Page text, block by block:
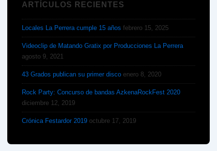
ARTÍCULOS RECIENTES
Locales La Perrera cumple 15 años febrero 15, 2025
Videoclip de Matando Gratix por Producciones La Perrera
agosto 9, 2021
43 Grados publican su primer disco enero 8, 2020
Rock Party: Concurso de bandas AzkenaRockFest 2020
diciembre 12, 2019
Crónica Festardor 2019 octubre 17, 2019